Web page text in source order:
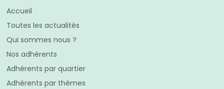
Accueil
Toutes les actualités
Qui sommes nous ?
Nos adhérents
Adhérents par quartier
Adhérents par thèmes